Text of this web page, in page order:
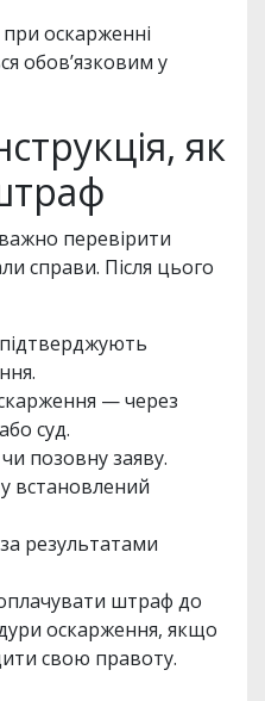
оскарженні
обов’язковим у
як
перевірити
справи. Після цього
підтверджують
— через
суд.
позовну заяву.
встановлений
результатами
штраф до
оскарження, якщо
свою правоту.